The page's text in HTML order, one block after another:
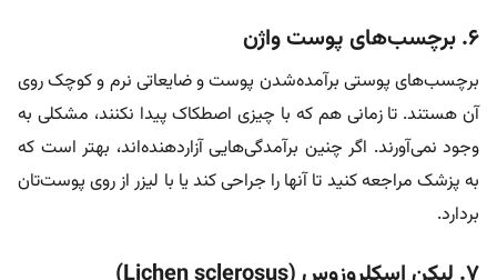
۶. برچسب‌های پوست واژن
برچسب‌های پوستی برآمده‌شدن پوست و ضایعاتی نرم و کوچک روی
آن هستند. تا زمانی هم که با چیزی اصطکاک پیدا نکنند، مشکلی به
وجود نمی‌آورند. اگر چنین برآمدگی‌هایی آزاردهنده‌اند، بهتر است که
به پزشک مراجعه کنید تا آنها را جراحی کند یا با لیزر از روی پوست‌تان
بردارد.